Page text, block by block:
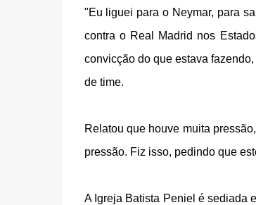
"Eu liguei para o Neymar, para
contra o Real Madrid nos
convicção do que estava
de time.
Relatou que houve muita
pressão. Fiz isso, pedindo que
A Igreja Batista Peniel é sediada